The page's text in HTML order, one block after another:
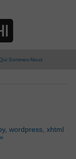
Sommes-Nous
, wordpress, xhtml